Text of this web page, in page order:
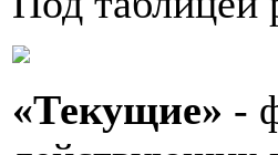
«Текущие» -